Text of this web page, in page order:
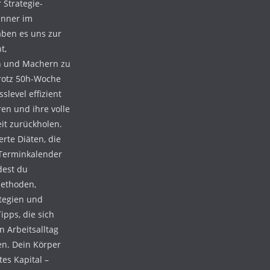
Strategie-
im
es uns zur
und Machern zu
50h-Woche
effizient
und ihre volle
zurückholen.
Diäten, die
du
und
die sich
Arbeitsalltag
Dein Körper
Kapital –